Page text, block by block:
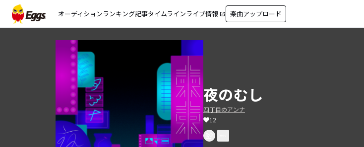
オーディションランキング記事タイムラインライブ情報 open_in_new 楽曲アップロード
夜のむし
四丁目のアンナ
12